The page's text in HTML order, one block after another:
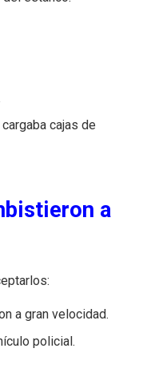
cajas de
a
a gran velocidad.
policial.